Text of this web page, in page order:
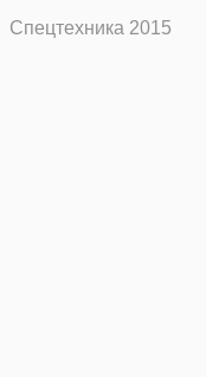
Спецтехника 2015